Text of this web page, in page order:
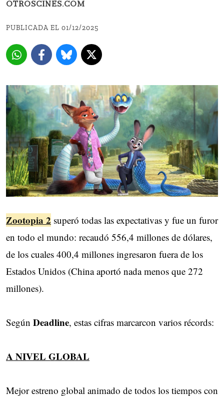
OTROSCINES.COM
PUBLICADA EL 01/12/2025
Zootopia 2 superó todas las expectativas y fue un furor
en todo el mundo: recaudó 556,4 millones de dólares,
de los cuales 400,4 millones ingresaron fuera de los
Estados Unidos (China aportó nada menos que 272
millones).
Según Deadline, estas cifras marcarcon varios récords:
A NIVEL GLOBAL
Mejor estreno global animado de todos los tiempos con